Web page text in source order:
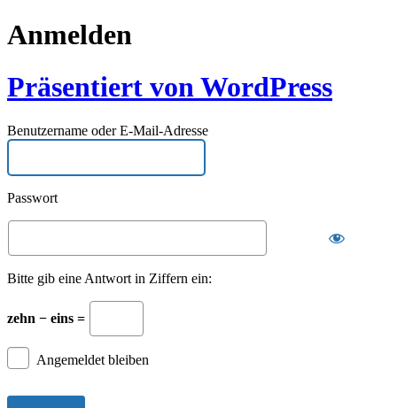
Anmelden
Präsentiert von WordPress
Benutzername oder E-Mail-Adresse
Passwort
Bitte gib eine Antwort in Ziffern ein:
zehn − eins =
Angemeldet bleiben